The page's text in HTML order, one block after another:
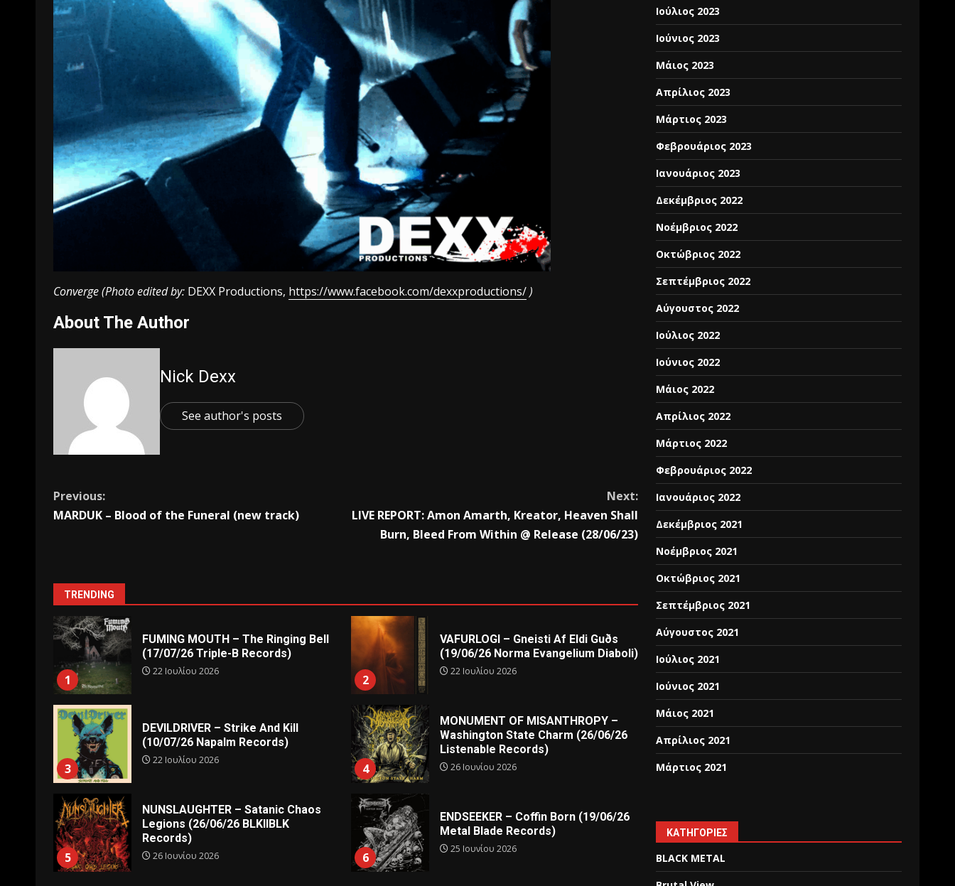
Converge (Photo edited by: DEXX Productions, https://www.facebook.com/dexxproductions/)
About The Author
Nick Dexx
See author's posts
Previous:
MARDUK – Blood of the Funeral (new track)
Next:
LIVE REPORT: Amon Amarth, Kreator, Heaven Shall
Burn, Bleed From Within @ Release (28/06/23)
TRENDING
1
FUMING MOUTH – The Ringing Bell
(17/07/26 Triple-B Records)
22 Ιουλίου 2026
2
VAFURLOGI – Gneisti Af Eldi Guðs
(19/06/26 Norma Evangelium Diaboli)
22 Ιουλίου 2026
3
DEVILDRIVER – Strike And Kill
(10/07/26 Napalm Records)
22 Ιουλίου 2026
4
MONUMENT OF MISANTHROPY –
Washington State Charm (26/06/26
Listenable Records)
26 Ιουνίου 2026
5
NUNSLAUGHTER – Satanic Chaos
Legions (26/06/26 BLKIIBLK
Records)
26 Ιουνίου 2026 6
ENDSEEKER – Coffin Born (19/06/26
Metal Blade Records)
25 Ιουνίου 2026
Ιούλιος 2023
Ιούνιος 2023
Μάιος 2023
Απρίλιος 2023
Μάρτιος 2023
Φεβρουάριος 2023
Ιανουάριος 2023
Δεκέμβριος 2022
Νοέμβριος 2022
Οκτώβριος 2022
Σεπτέμβριος 2022
Αύγουστος 2022
Ιούλιος 2022
Ιούνιος 2022
Μάιος 2022
Απρίλιος 2022
Μάρτιος 2022
Φεβρουάριος 2022
Ιανουάριος 2022
Δεκέμβριος 2021
Νοέμβριος 2021
Οκτώβριος 2021
Σεπτέμβριος 2021
Αύγουστος 2021
Ιούλιος 2021
Ιούνιος 2021
Μάιος 2021
Απρίλιος 2021
Μάρτιος 2021
KΑΤΗΓΟΡΊΕΣ
BLACK METAL